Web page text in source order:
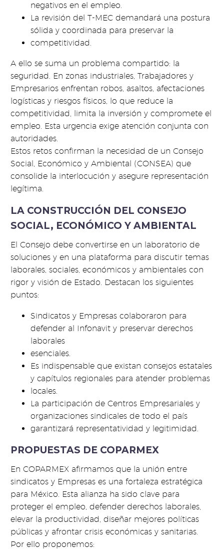
negativos en el empleo.
La revisión del T-MEC demandará una postura
sólida y coordinada para preservar la
competitividad.
A ello se suma un problema compartido: la
seguridad. En zonas industriales, Trabajadores y
Empresarios enfrentan robos, asaltos, afectaciones
logísticas y riesgos físicos, lo que reduce la
competitividad, limita la inversión y compromete el
empleo. Esta urgencia exige atención conjunta con
autoridades.
Estos retos confirman la necesidad de un Consejo
Social, Económico y Ambiental (CONSEA) que
consolide la interlocución y asegure representación
legítima.
LA CONSTRUCCIÓN DEL CONSEJO
SOCIAL, ECONÓMICO Y AMBIENTAL
El Consejo debe convertirse en un laboratorio de
soluciones y en una plataforma para discutir temas
laborales, sociales, económicos y ambientales con
rigor y visión de Estado. Destacan los siguientes
puntos:
Sindicatos y Empresas colaboraron para
defender al Infonavit y preservar derechos
laborales
esenciales.
Es indispensable que existan consejos estatales
y capítulos regionales para atender problemas
locales.
La participación de Centros Empresariales y
organizaciones sindicales de todo el país
garantizará representatividad y legitimidad.
PROPUESTAS DE COPARMEX
En COPARMEX afirmamos que la unión entre
sindicatos y Empresas es una fortaleza estratégica
para México. Esta alianza ha sido clave para
proteger el empleo, defender derechos laborales,
elevar la productividad, diseñar mejores políticas
públicas y afrontar crisis económicas y sanitarias.
Por ello proponemos: